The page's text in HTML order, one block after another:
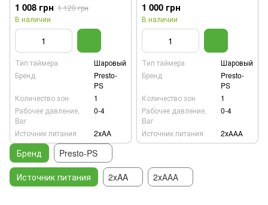
1 008 грн 1 120 грн
В наличии
Тип таймера
Шаровый
Бренд
Presto-
PS
Количество зон
1
Рабочее давление,
Bar
0-4
Источник питания 2хAA
1 000 грн
В наличии
Тип таймера
Шаровый
Бренд
Presto-
PS
Количество зон
1
Рабочее давление,
Bar
0-4
Источник питания 2хААА
Бренд
Presto-PS
Источник питания
2хAA 2хААА